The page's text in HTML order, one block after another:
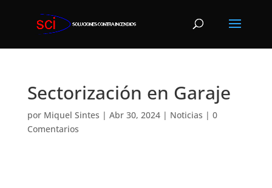
Sectorización en Garaje
por Miquel Sintes | Abr 30, 2024| Noticias | 0
Comentarios